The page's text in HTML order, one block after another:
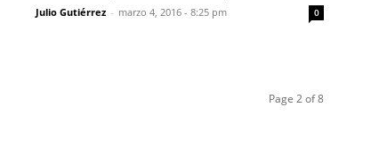
Julio Gutiérrez - marzo 4, 2016 - 8:25 pm 0
Page 2 of 8